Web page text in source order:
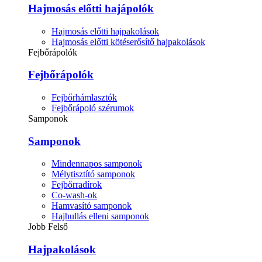
Hajmosás előtti hajápolók
Hajmosás előtti hajpakolások
Hajmosás előtti kötéserősítő hajpakolások
Fejbőrápolók
Fejbőrápolók
Fejbőrhámlasztók
Fejbőrápoló szérumok
Samponok
Samponok
Mindennapos samponok
Mélytisztító samponok
Fejbőrradírok
Co-wash-ok
Hamvasító samponok
Hajhullás elleni samponok
Jobb Felső
Hajpakolások